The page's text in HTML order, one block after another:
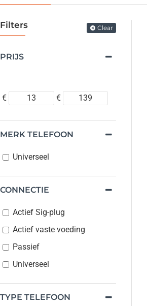
Filters Clear
PRIJS
€ €
CONNECTIE
Actief Sig-plug
Actief vaste voeding
Passief
Universeel
TYPE TELEFOON
MERK TELEFOON
Universeel